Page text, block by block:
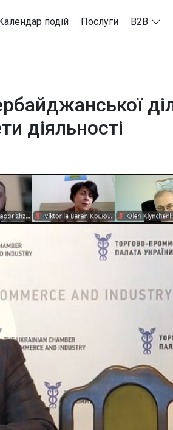
подій Послуги B2B
діяльності